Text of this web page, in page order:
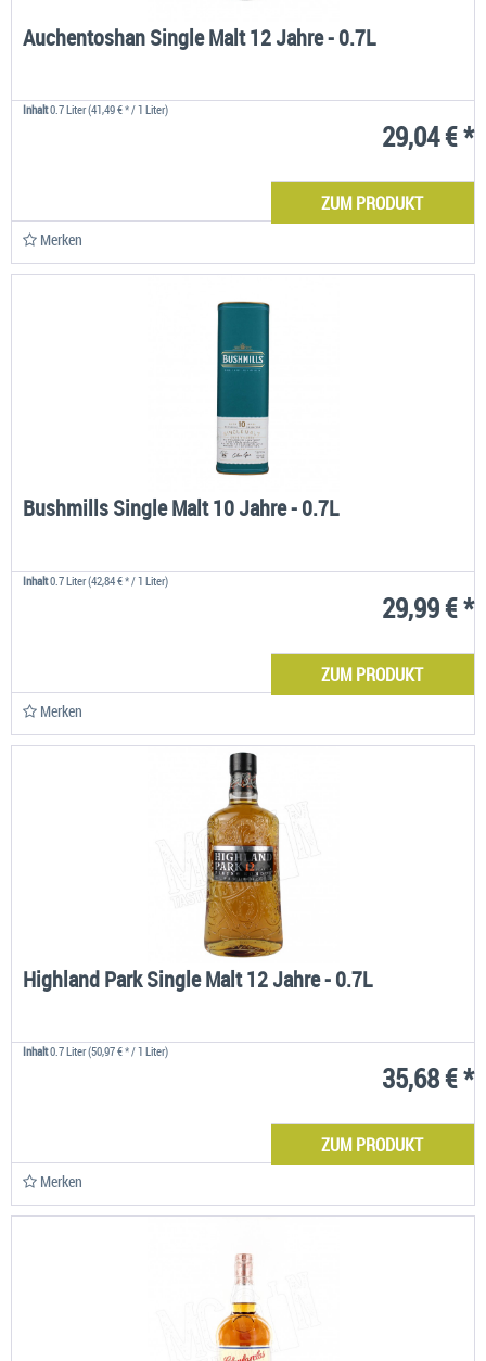
Auchentoshan Single Malt 12 Jahre - 0.7L
Inhalt0.7 Liter(41,49 € * / 1 Liter)
29,04 € *
ZUM PRODUKT
Merken
Bushmills Single Malt 10 Jahre - 0.7L
Inhalt0.7 Liter(42,84 € * / 1 Liter)
29,99 € *
ZUM PRODUKT
Merken
Highland Park Single Malt 12 Jahre - 0.7L
Inhalt0.7 Liter(50,97 € * / 1 Liter)
35,68 € *
ZUM PRODUKT
Merken